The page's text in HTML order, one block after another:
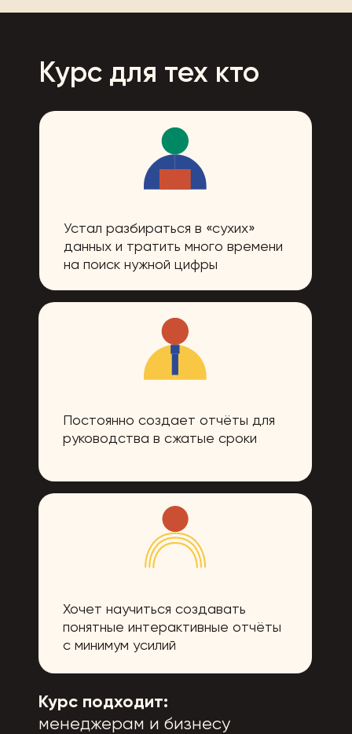
Курс для тех кто
Устал разбираться в «сухих»
данных и тратить много времени
на поиск нужной цифры
Курс подходит:
менеджерам и бизнесу
Постоянно создает отчёты для
руководства в сжатые сроки
Хочет научиться создавать
понятные интерактивные отчёты
с минимум усилий